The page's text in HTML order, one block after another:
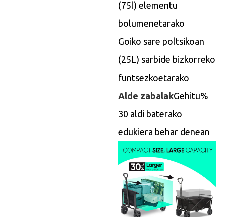
(75l) elementu
bolumenetarako
Goiko sare poltsikoan
(25L) sarbide bizkorreko
funtsezkoetarako
Alde zabalakGehitu%
30 aldi baterako
edukiera behar denean